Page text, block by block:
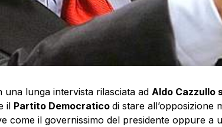
una lunga intervista rilasciata ad Aldo Cazzullo
il Partito Democratico di stare all’opposizione
come il governissimo del presidente oppure a